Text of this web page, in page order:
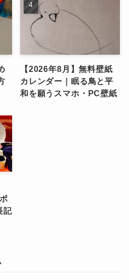
【2026年8月】無料壁紙
カレンダー｜眠る鳥と平
和を願うスマホ・PC壁紙
記